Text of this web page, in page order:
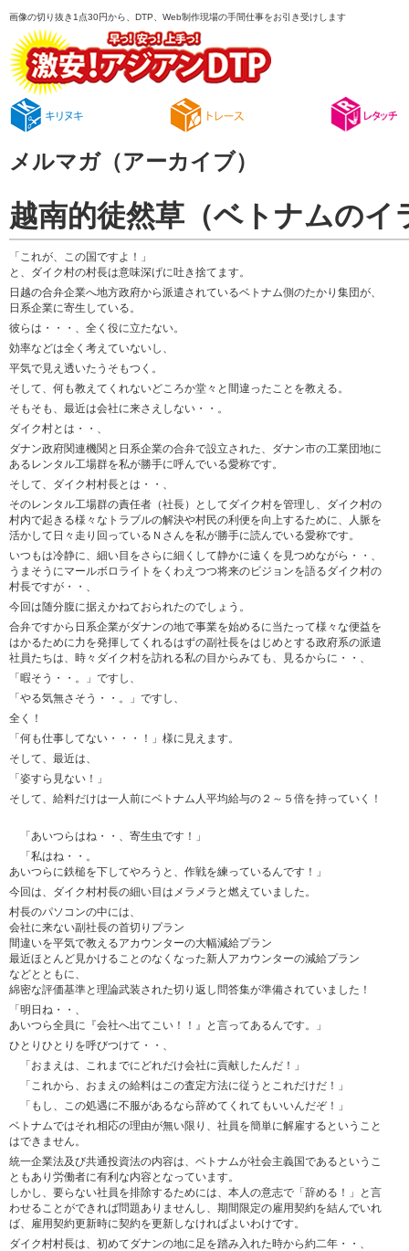
画像の切り抜き1点30円から、DTP、Web制作現場の手間仕事をお引き受けします
メルマガ（アーカイブ）
越南的徒然草（ベトナムのイ
「これが、この国ですよ！」
と、ダイク村の村長は意味深げに吐き捨てます。
日越の合弁企業へ地方政府から派遣されているベトナム側のたかり集団が、
日系企業に寄生している。
彼らは・・・、全く役に立たない。
効率などは全く考えていないし、
平気で見え透いたうそもつく。
そして、何も教えてくれないどころか堂々と間違ったことを教える。
そもそも、最近は会社に来さえしない・・。
ダイク村とは・・、
ダナン政府関連機関と日系企業の合弁で設立された、ダナン市の工業団地に
あるレンタル工場群を私が勝手に呼んでいる愛称です。
そして、ダイク村村長とは・・、
そのレンタル工場群の責任者（社長）としてダイク村を管理し、ダイク村の
村内で起きる様々なトラブルの解決や村民の利便を向上するために、人脈を
活かして日々走り回っているＮさんを私が勝手に読んでいる愛称です。
いつもは冷静に、細い目をさらに細くして静かに遠くを見つめながら・・、
うまそうにマールボロライトをくわえつつ将来のビジョンを語るダイク村の
村長ですが・・、
今回は随分腹に据えかねておられたのでしょう。
合弁ですから日系企業がダナンの地で事業を始めるに当たって様々な便益を
はかるために力を発揮してくれるはずの副社長をはじめとする政府系の派遣
社員たちは、時々ダイク村を訪れる私の目からみても、見るからに・・、
「暇そう・・。」ですし、
「やる気無さそう・・。」ですし、
全く！
「何も仕事してない・・・！」様に見えます。
そして、最近は、
「姿すら見ない！」
そして、給料だけは一人前にベトナム人平均給与の２～５倍を持っていく！
「あいつらはね・・、寄生虫です！」
「私はね・・。
あいつらに鉄槌を下してやろうと、作戦を練っているんです！」
今回は、ダイク村村長の細い目はメラメラと燃えていました。
村長のパソコンの中には、
会社に来ない副社長の首切りプラン
間違いを平気で教えるアカウンターの大幅減給プラン
最近ほとんど見かけることのなくなった新人アカウンターの減給プラン
などとともに、
綿密な評価基準と理論武装された切り返し問答集が準備されていました！
「明日ね・・、
あいつら全員に『会社へ出てこい！！』と言ってあるんです。」
ひとりひとりを呼びつけて・・、
「おまえは、これまでにどれだけ会社に貢献したんだ！」
「これから、おまえの給料はこの査定方法に従うとこれだけだ！」
「もし、この処遇に不服があるなら辞めてくれてもいいんだぞ！」
ベトナムではそれ相応の理由が無い限り、社員を簡単に解雇するということ
はできません。
統一企業法及び共通投資法の内容は、ベトナムが社会主義国であるというこ
ともあり労働者に有利な内容となっています。
しかし、要らない社員を排除するためには、本人の意志で「辞める！」と言
わせることができれば問題ありませんし、期間限定の雇用契約を結んでいれ
ば、雇用契約更新時に契約を更新しなければよいわけです。
ダイク村村長は、初めてダナンの地に足を踏み入れた時から約二年・・、